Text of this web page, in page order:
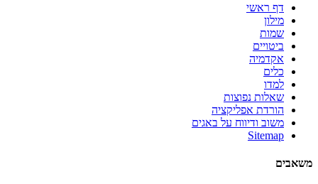
דף ראשי
מילון
שמות
ביטויים
אקדמיה
כלים
למדו
שאלות נפוצות
הורדת אפליקציה
משוב ודיווח על באגים
Sitemap
משאבים